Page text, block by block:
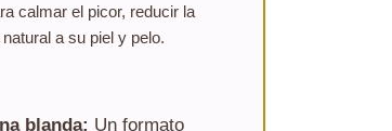
calmar el picor, reducir la
a su piel y pelo.
blanda: Un formato